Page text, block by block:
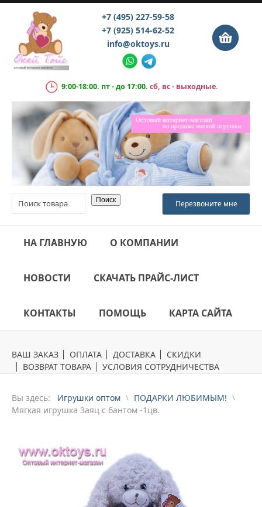
+7 (495) 227-59-58
+7 (925) 514-62-52
info@oktoys.ru
9:00-18:00. пт - до 17:00. сб, вс - выходные.
НА ГЛАВНУЮ О КОМПАНИИ
НОВОСТИ СКАЧАТЬ ПРАЙС-ЛИСТ
КОНТАКТЫ ПОМОЩЬ КАРТА САЙТА
ВАШ ЗАКАЗ ОПЛАТА ДОСТАВКА
СКИДКИ
ВОЗВРАТ ТОВАРА
УСЛОВИЯ СОТРУДНИЧЕСТВА
Вы здесь: Игрушки оптом
ПОДАРКИ ЛЮБИМЫМ!
Mягкая игрушка Заяц с бантом -1цв.